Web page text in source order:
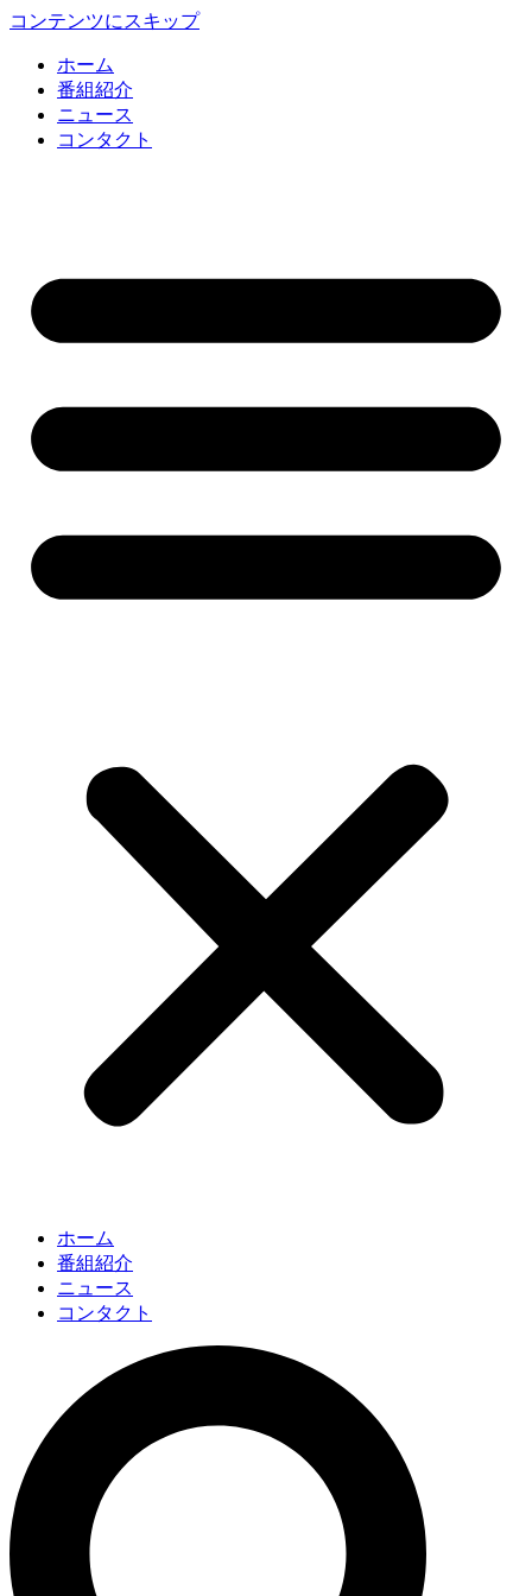
コンテンツにスキップ
ホーム
番組紹介
ニュース
コンタクト
ホーム
番組紹介
ニュース
コンタクト